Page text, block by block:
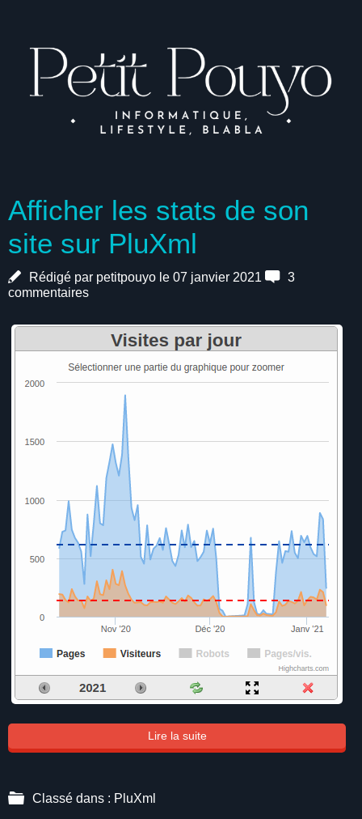
Afficher les stats de son
site sur PluXml
Rédigé par petitpouyo le 07 janvier 2021
3
commentaires
Lire la suite
Classé dans : PluXml